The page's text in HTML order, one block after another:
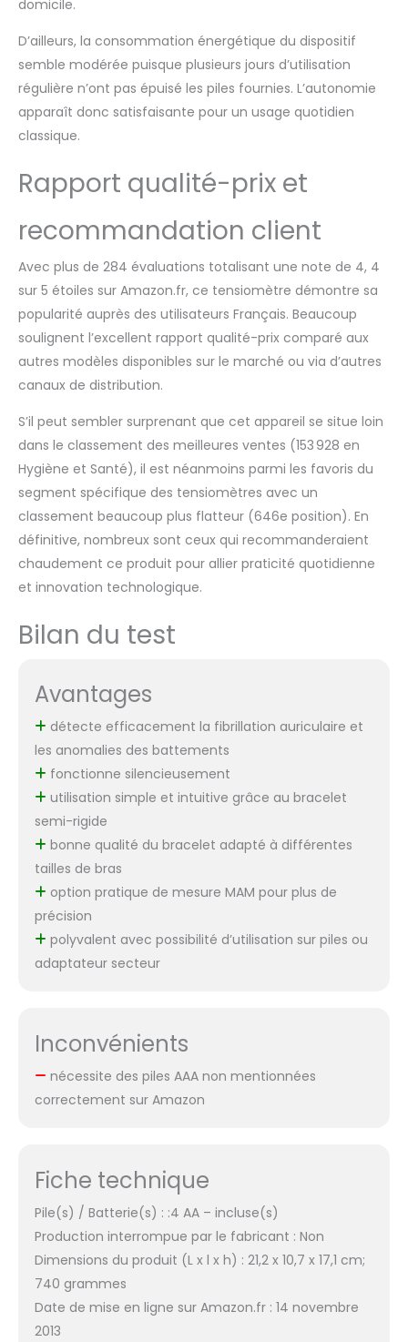
complémentaires.
Renseignez-vous sur
les modalités de prise
en charge et les
forfaits de
domicile.
D’ailleurs, la consommation énergétique du dispositif
semble modérée puisque plusieurs jours d’utilisation
régulière n’ont pas épuisé les piles fournies. L’autonomie
apparaît donc satisfaisante pour un usage quotidien
classique.
Rapport qualité-prix et
recommandation client
Avec plus de 284 évaluations totalisant une note de 4, 4
sur 5 étoiles sur Amazon.fr, ce tensiomètre démontre sa
popularité auprès des utilisateurs Français. Beaucoup
soulignent l’excellent rapport qualité-prix comparé aux
autres modèles disponibles sur le marché ou via d’autres
canaux de distribution.
S’il peut sembler surprenant que cet appareil se situe loin
dans le classement des meilleures ventes (153 928 en
Hygiène et Santé), il est néanmoins parmi les favoris du
segment spécifique des tensiomètres avec un
classement beaucoup plus flatteur (646e position). En
définitive, nombreux sont ceux qui recommanderaient
chaudement ce produit pour allier praticité quotidienne
et innovation technologique.
Bilan du test
Avantages
détecte efficacement la fibrillation auriculaire et
les anomalies des battements
fonctionne silencieusement
utilisation simple et intuitive grâce au bracelet
semi-rigide
bonne qualité du bracelet adapté à différentes
tailles de bras
option pratique de mesure MAM pour plus de
précision
polyvalent avec possibilité d’utilisation sur piles ou
adaptateur secteur
Inconvénients
nécessite des piles AAA non mentionnées
correctement sur Amazon
Fiche technique
Pile(s) / Batterie(s) : :4 AA – incluse(s)
Production interrompue par le fabricant : Non
Dimensions du produit (L x l x h) : 21,2 x 10,7 x 17,1 cm;
740 grammes
Date de mise en ligne sur Amazon.fr : 14 novembre
2013